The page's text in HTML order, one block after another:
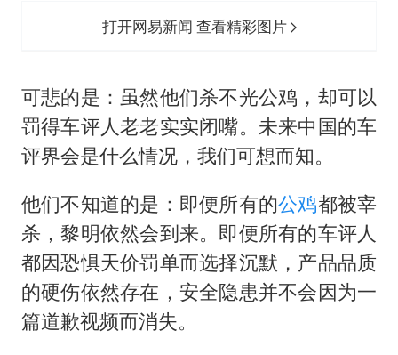
打开网易新闻 查看精彩图片
可悲的是：虽然他们杀不光公鸡，却可以
罚得车评人老老实实闭嘴。未来中国的车
评界会是什么情况，我们可想而知。
他们不知道的是：即便所有的公鸡都被宰
杀，黎明依然会到来。即便所有的车评人
都因恐惧天价罚单而选择沉默，产品品质
的硬伤依然存在，安全隐患并不会因为一
篇道歉视频而消失。